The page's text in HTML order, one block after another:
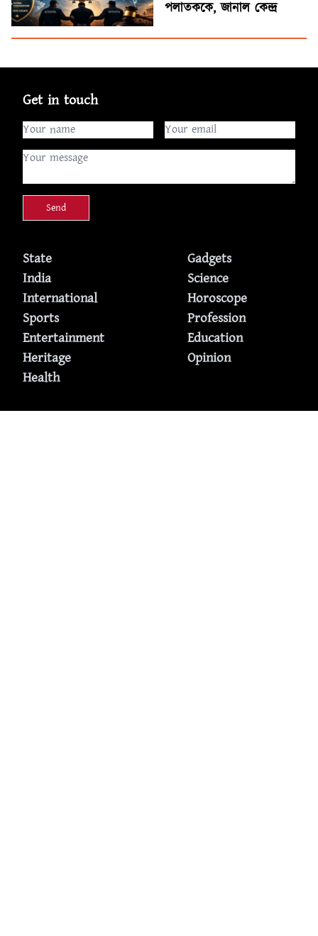
পলাতককে, জানাল কেন্দ্র
Get in touch
Send
State
India
International
Sports
Entertainment
Heritage
Health
Gadgets
Science
Horoscope
Profession
Education
Opinion